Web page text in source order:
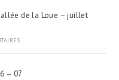
de la Loue – juillet
– 07